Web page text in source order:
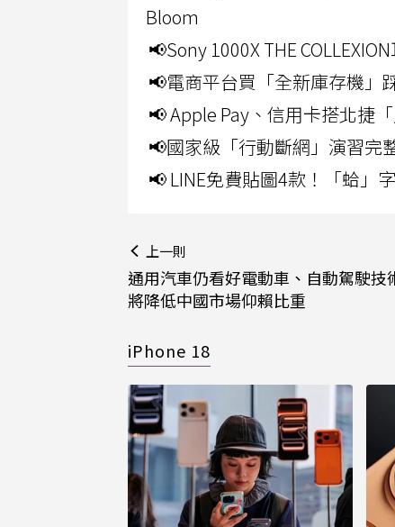
Bloom
📢Sony 1000X THE
📢電商平台買「全新庫存機」
📢 Apple Pay、信用卡搭北捷
📢國家級「行動斷網」演習完
📢 LINE免費貼圖4款！「蛤」
上一則
通用汽車仍看好電動車、自動駕駛技
將降低中國市場仰賴比重
iPhone 18